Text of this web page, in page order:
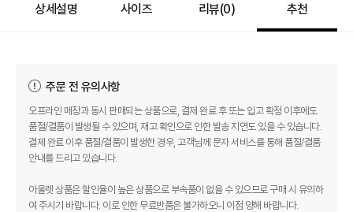
상세설명 사이즈 리뷰(0) 추천
주문 전 유의사항
오프라인 매장과 동시 판매되는 상품으로, 결제 완료 후 또는 입고 확정 이후에도
품절/결품이 발생될 수 있으며, 재고 확인으로 인한 발송 지연도 있을 수 있습니다.
결제 완료 이후 품절/결품이 발생한 경우, 고객님께 문자 서비스를 통해 품절/결품
안내를 드리고 있습니다.
아울렛 상품은 할인율이 높은 상품으로 부속품이 없을 수 있으므로 구매 시 유의하
여 주시기 바랍니다. 이로 인한 무료반품은 불가하오니 이점 양해 바랍니다.